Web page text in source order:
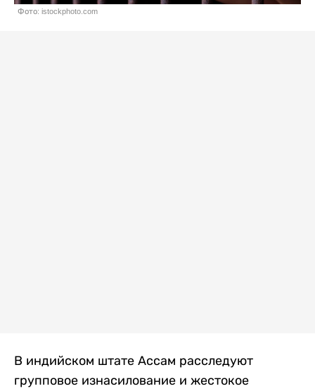
Фото: istockphoto.com
В индийском штате Ассам расследуют
групповое изнасилование и жестокое